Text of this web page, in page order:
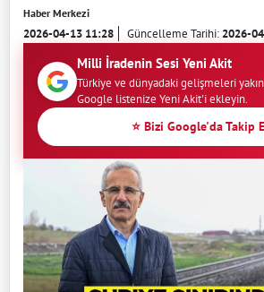
Haber Merkezi
2026-04-13 11:28 Güncelleme Tarihi:2026-
Milli İradenin Sesi Yeni Akit
Türkiye ve dünyadaki gelişmeleri
Google listenize Yeni Akit'i ekleyin.
⭐ Bizi Google'da Takip